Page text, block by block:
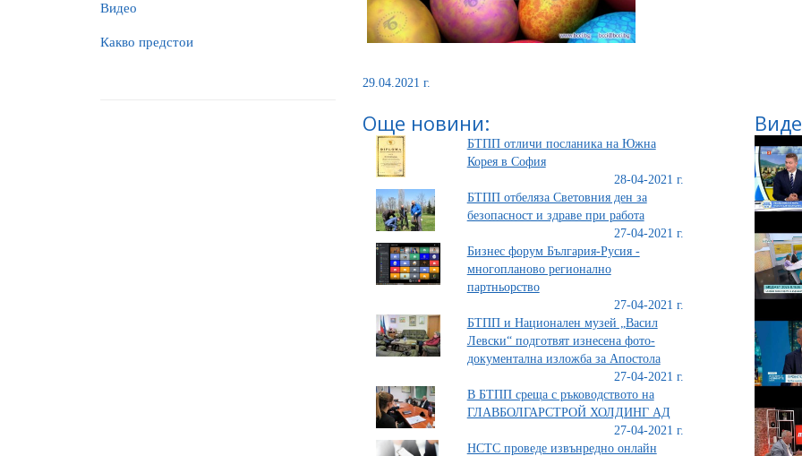
Видео
Какво предстои
29.04.2021 г.
Още новини:
БТПП отличи посланика на Южна
Корея в София
28-04-2021 г.
БТПП отбеляза Световния ден за
безопасност и здраве при работа
27-04-2021 г.
Бизнес форум България-Русия -
многопланово регионално
партньорство
27-04-2021 г.
БТПП и Национален музей „Васил
Левски“ подготвят изнесена фото-
документална изложба за Апостола
27-04-2021 г.
В БТПП среща с ръководството на
ГЛАВБОЛГАРСТРОЙ ХОЛДИНГ АД
27-04-2021 г.
НСТС проведе извънредно онлайн